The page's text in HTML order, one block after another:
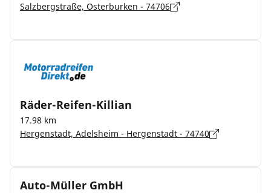
Salzbergstraße, Osterburken - 74706
Räder-Reifen-Killian
17.98 km
Hergenstadt, Adelsheim - Hergenstadt - 74740
Auto-Müller GmbH